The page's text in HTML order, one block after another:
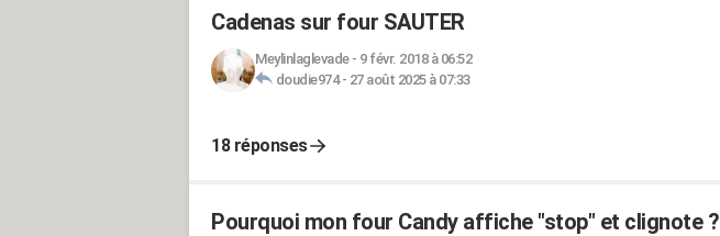
Cadenas sur four SAUTER
Meylinlaglevade- 9 févr. 2018 à 06:52
doudie974- 27 août 2025 à 07:33
18 réponses
Pourquoi mon four Candy affiche "stop" et clignote ?